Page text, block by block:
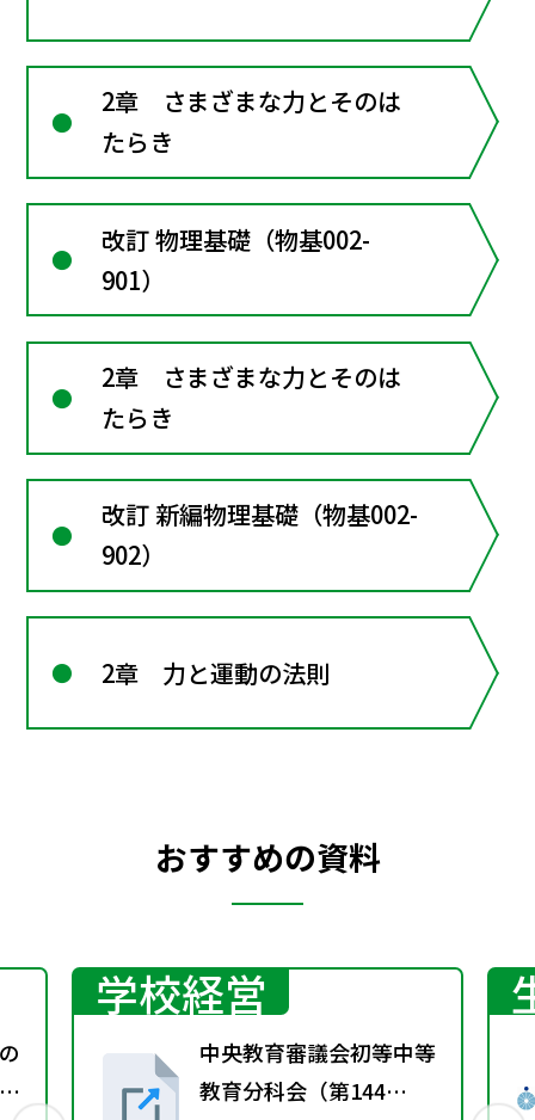
2章 さまざまな力とそのは
たらき
改訂 物理基礎（物基002-
901）
2章 さまざまな力とそのは
たらき
改訂 新編物理基礎（物基002-
902）
2章 力と運動の法則
おすすめの資料
学校経営
中央教育審議会初等中等
教育分科会（第144